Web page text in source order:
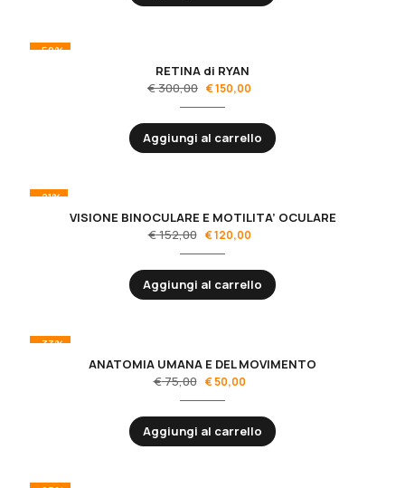
-50%
RETINA di RYAN
€300,00 €150,00
Aggiungi al carrello
-21%
VISIONE BINOCULARE E MOTILITA’ OCULARE
€152,00 €120,00
Aggiungi al carrello
-33%
ANATOMIA UMANA E DEL MOVIMENTO
€75,00 €50,00
Aggiungi al carrello